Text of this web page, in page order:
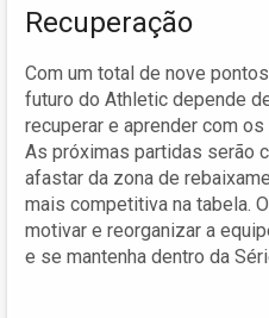
Recuperação
Com um total de nove
futuro do Athletic depende
recuperar e aprender com
As próximas partidas serão
afastar da zona de
mais competitiva na tabela.
motivar e reorganizar a
e se mantenha dentro da